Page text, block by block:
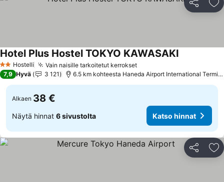
Jaa
2 Tähtiluokitus
Hostelli Vain naisille tarkoitetut kerroksetKatso hinnat
Hotel Plus Hostel TOKYO KAWASAKI
7,9 Hyvä 3 121 6.5 km kohteesta Haneda Airport International
Alkaen 38 €
Näytä hinnat 6 sivustolta Katso hinnat
Jaa